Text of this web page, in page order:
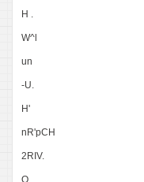
H .
W^l
un
-U.
H'
nR'pCH
2RIV.
О